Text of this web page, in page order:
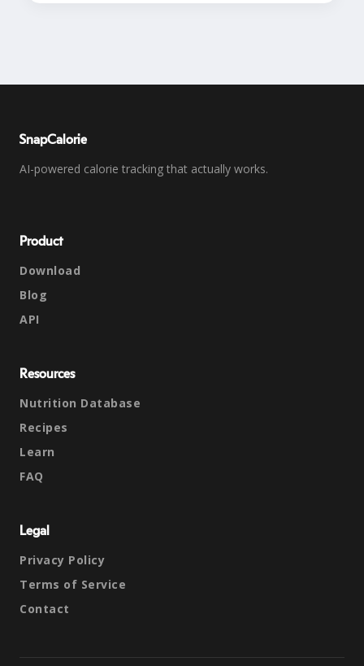
SnapCalorie
AI-powered calorie tracking that actually works.
Product
Download
Blog
API
Resources
Nutrition Database
Recipes
Learn
FAQ
Legal
Privacy Policy
Terms of Service
Contact